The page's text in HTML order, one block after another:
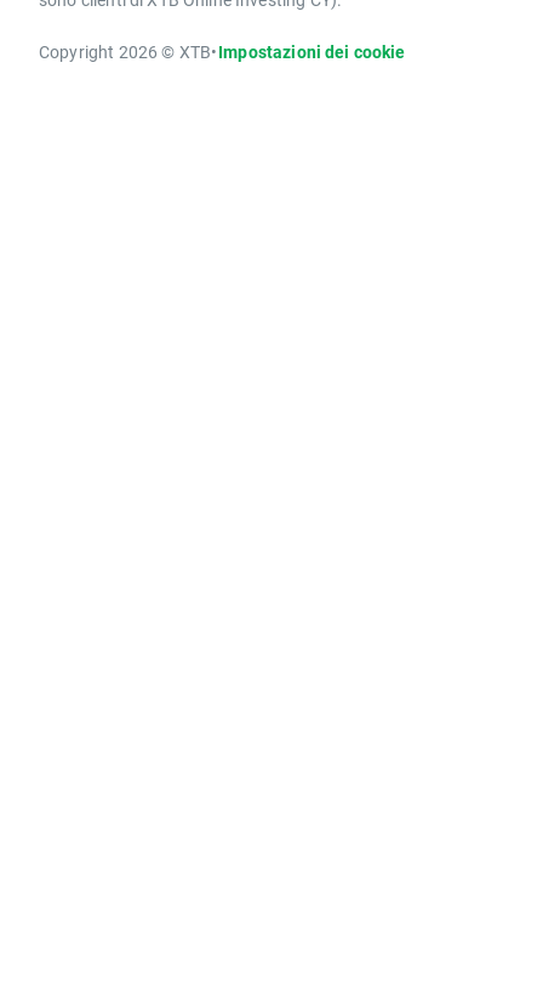
Copyright 2026 © XTB•Impostazioni dei cookie